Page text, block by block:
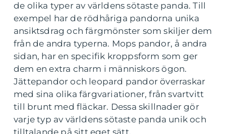
de olika typer av världens sötaste panda. Till
exempel har de rödhåriga pandorna unika
ansiktsdrag och färgmönster som skiljer dem
från de andra typerna. Mops pandor, å andra
sidan, har en specifik kroppsform som ger
dem en extra charm i människors ögon.
Jättepandor och leopard pandor överraskar
med sina olika färgvariationer, från svartvitt
till brunt med fläckar. Dessa skillnader gör
varje typ av världens sötaste panda unik och